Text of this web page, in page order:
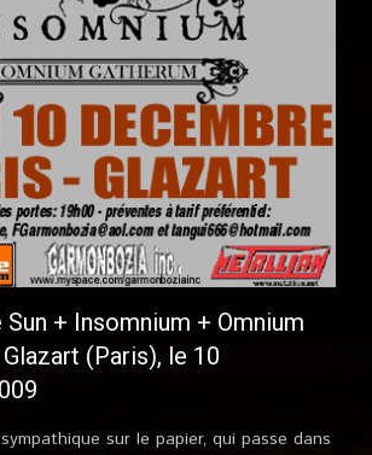
+ Insomnium + Omnium
(Paris), le 10
sur le papier, qui passe dans